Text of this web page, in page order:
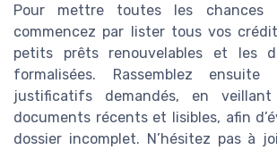
Pour mettre toutes les chances
commencez par lister tous vos
petits prêts renouvelables et les
formalisées. Rassemblez ensuite
justificatifs demandés, en
documents récents et lisibles, afin
dossier incomplet. N’hésitez pas à